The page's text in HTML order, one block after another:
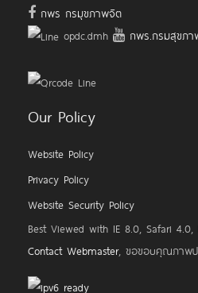
กพร กรมุขภาพจิต
opdc.dmh
กพร.กรมสุขภ
Our Policy
Website Policy
Privacy Policy
Website Security Policy
Best Viewed with IE 8.0, Safari
Contact Webmaster, ขอขอบคุณภาพป